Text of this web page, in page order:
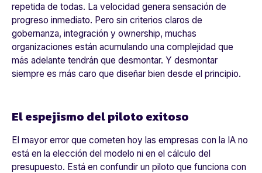
repetida de todas. La velocidad genera sensación de
progreso inmediato. Pero sin criterios claros de
gobernanza, integración y ownership, muchas
organizaciones están acumulando una complejidad que
más adelante tendrán que desmontar. Y desmontar
siempre es más caro que diseñar bien desde el principio.
El espejismo del piloto exitoso
El mayor error que cometen hoy las empresas con la IA no
está en la elección del modelo ni en el cálculo del
presupuesto. Está en confundir un piloto que funciona con